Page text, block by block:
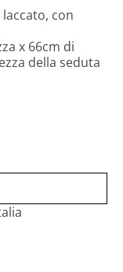
con
x 66cm di
della seduta